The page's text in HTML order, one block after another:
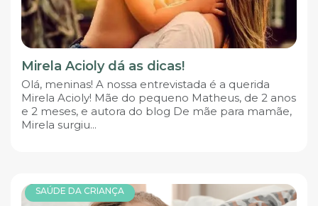
Mirela Acioly dá as dicas!
Olá, meninas! A nossa entrevistada é a querida
Mirela Acioly! Mãe do pequeno Matheus, de 2 anos
e 2 meses, e autora do blog De mãe para mamãe,
Mirela surgiu...
SAÚDE DA CRIANÇA